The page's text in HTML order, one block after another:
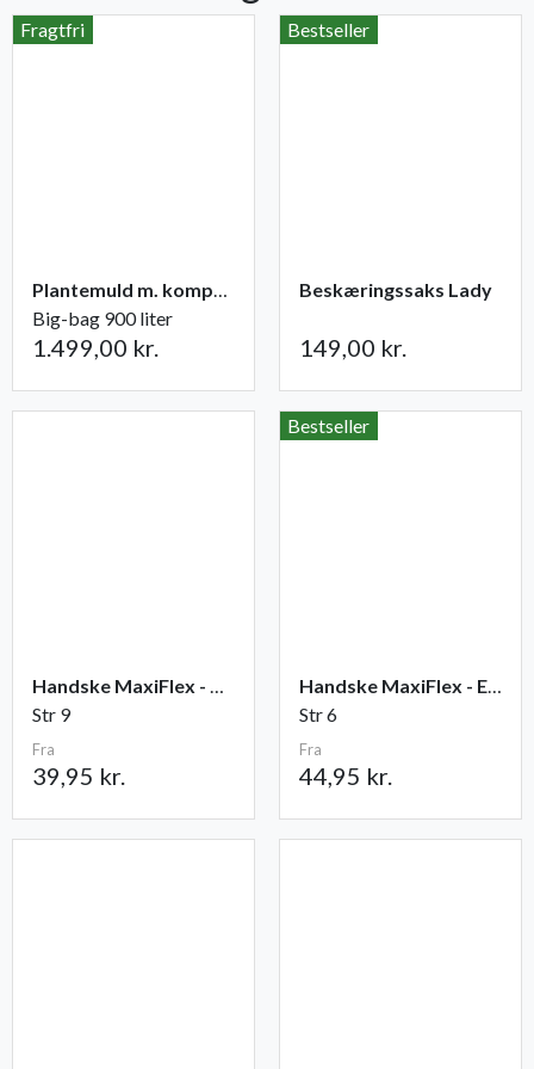
Fragtfri
Plantemuld m. kompost fra Champost
Big-bag 900 liter
1.499,00 kr.
Bestseller
Beskæringssaks Lady
149,00 kr.
Handske MaxiFlex - Ultimate
Str 9
Fra
39,95 kr.
Bestseller
Handske MaxiFlex - Endurance
Str 6
Fra
44,95 kr.